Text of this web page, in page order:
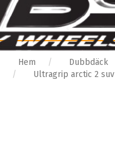
Hem Dubbdäck
Ultragrip arctic 2 suv